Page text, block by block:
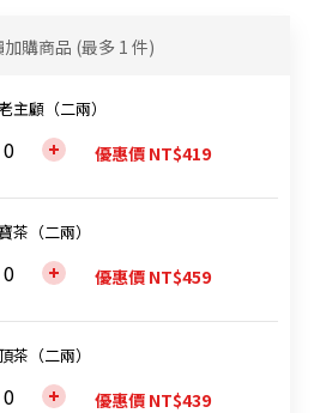
購商品 (最多 1 件)
主顧（二兩）
優惠價 NT$419
茶（二兩）
優惠價 NT$459
茶（二兩）
優惠價 NT$439